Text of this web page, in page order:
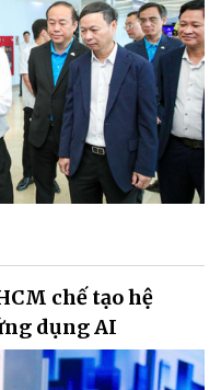
chế tạo hệ
dụng AI